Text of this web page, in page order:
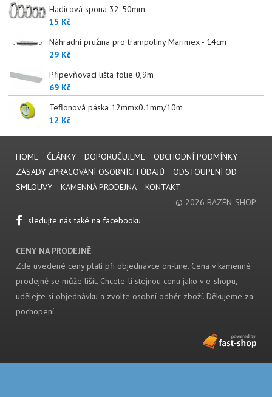
Hadicová spona 32-50mm
15 Kč
Náhradní pružina pro trampolíny Marimex - 14cm
29 Kč
Připevňovací lišta folie 0,9m
69 Kč
Teflonová páska 12mmx0.1mm/10m
12 Kč
HOME ČLÁNKY DOPORUČUJEME
OBCHODNÍ PODMÍNKY
ZÁSADY ZPRACOVÁNÍ OSOBNÍCH ÚDAJŮ
ODSTOUPENÍ OD
SMLOUVY
KAMENNÁ PRODEJNA
KONTAKT
© 2026 BAZÉN-SHOP
sledujte nás také na facebooku
CENY NA PRODEJNĚ
Zde uvedené ceny platí při objednávce on-line. Cena v kamenné
prodejně se může lišit. Chcete-li stejnou cenu jako v e-shopu,
udělejte si objednávku a zvolte osobní odběr zboží. Děkujeme za
pochopení.